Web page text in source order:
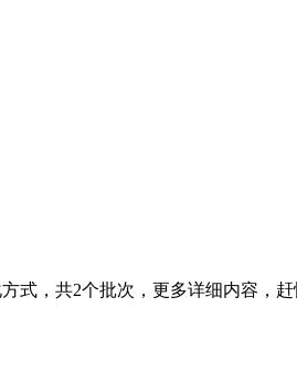
式，共2个批次，更多详细内容，